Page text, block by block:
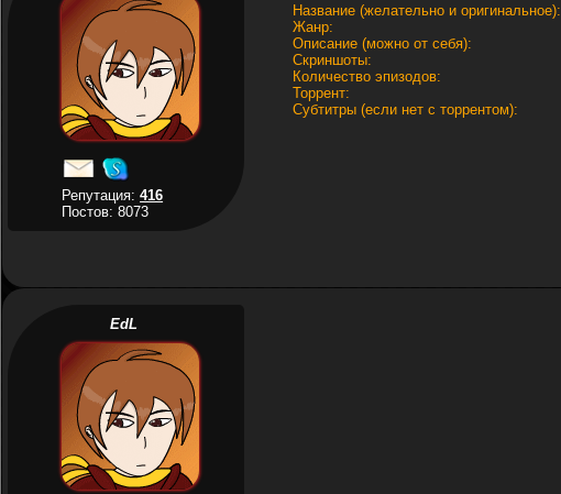
Репутация:416
Постов: 8073
Название (желательно и оригинальное):
Жанр:
Описание (можно от себя):
Скриншоты:
Количество эпизодов:
Торрент:
Субтитры (если нет с торрентом):
EdL